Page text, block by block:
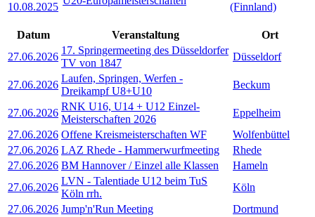
10.08.2025
(Finnland)
Datum Veranstaltung
Ort
27.06.2026
17. Springermeeting des Düsseldorfer
TV von 1847
Düsseldorf
27.06.2026
Laufen, Springen, Werfen -
Dreikampf U8+U10
Beckum
27.06.2026
RNK U16, U14 + U12 Einzel-
Meisterschaften 2026
Eppelheim
27.06.2026 Offene Kreismeisterschaften WF
Wolfenbüttel
27.06.2026 LAZ Rhede - Hammerwurfmeeting
Rhede
27.06.2026 BM Hannover / Einzel alle Klassen
Hameln
27.06.2026
LVN - Talentiade U12 beim TuS
Köln rrh.
Köln
27.06.2026 Jump'n'Run Meeting
Dortmund